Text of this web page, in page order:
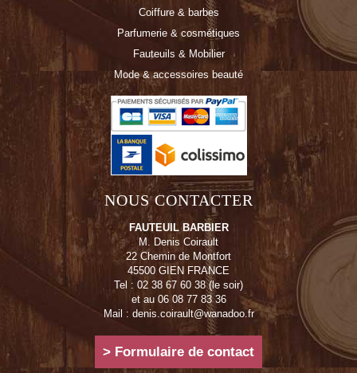
Coiffure & barbes
Parfumerie & cosmétiques
Fauteuils & Mobilier
Mode & accessoires beauté
NOUS CONTACTER
FAUTEUIL BARBIER
M. Denis Coirault
22 Chemin de Montfort
45500 GIEN FRANCE
Tel : 02 38 67 60 38 (le soir)
et au 06 08 77 83 36
Mail : denis.coirault@wanadoo.fr
> Formulaire de contact